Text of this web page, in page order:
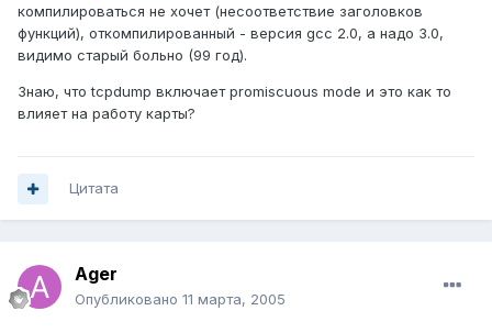
компилироваться не хочет (несоответствие заголовков
функций), откомпилированный - версия gcc 2.0, а надо 3.0,
видимо старый больно (99 год).
Знаю, что tcpdump включает promiscuous mode и это как то
влияет на работу карты?
Цитата
Ager
Опубликовано 11 марта, 2005